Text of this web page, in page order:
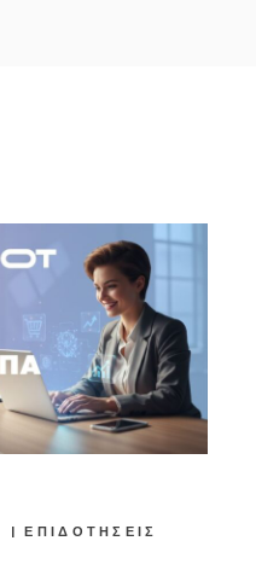
ΕΠΙΔΟΤΉΣΕΙΣ